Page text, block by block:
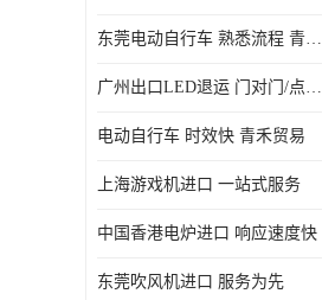
东莞电动自行车 熟悉流程 青禾贸易
广州出口LED退运 门对门/点对点
电动自行车 时效快 青禾贸易
上海游戏机进口 一站式服务
中国香港电炉进口 响应速度快
东莞吹风机进口 服务为先